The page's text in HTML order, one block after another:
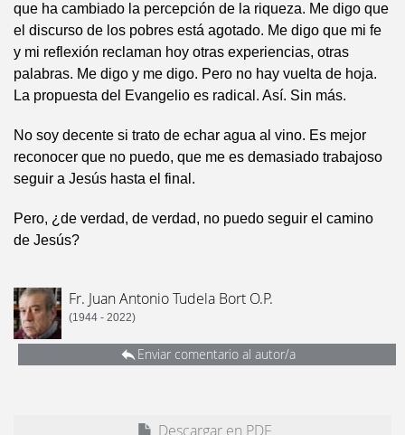
que ha cambiado la percepción de la riqueza. Me digo que
el discurso de los pobres está agotado. Me digo que mi fe
y mi reflexión reclaman hoy otras experiencias, otras
palabras. Me digo y me digo. Pero no hay vuelta de hoja.
La propuesta del Evangelio es radical. Así. Sin más.
No soy decente si trato de echar agua al vino. Es mejor
reconocer que no puedo, que me es demasiado trabajoso
seguir a Jesús hasta el final.
Pero, ¿de verdad, de verdad, no puedo seguir el camino
de Jesús?
Fr. Juan Antonio Tudela Bort O.P.
(1944 - 2022)
Enviar comentario al autor/a
Descargar en PDF